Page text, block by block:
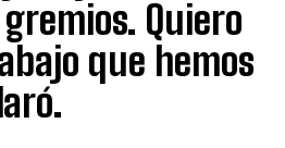
Quiero
que hemos